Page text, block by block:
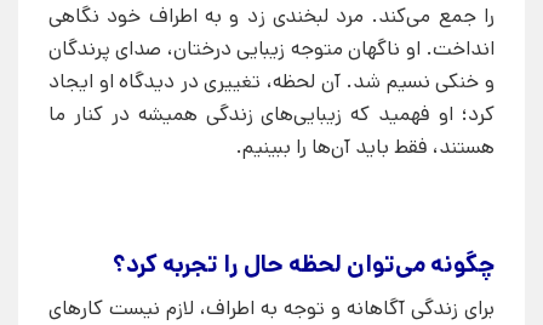
را جمع می‌کند. مرد لبخندی زد و به اطراف خود نگاهی
انداخت. او ناگهان متوجه زیبایی درختان، صدای پرندگان
و خنکی نسیم شد. آن لحظه، تغییری در دیدگاه او ایجاد
کرد؛ او فهمید که زیبایی‌های زندگی همیشه در کنار ما
هستند، فقط باید آن‌ها را ببینیم.
چگونه می‌توان لحظه حال را تجربه کرد؟
برای زندگی آگاهانه و توجه به اطراف، لازم نیست کارهای